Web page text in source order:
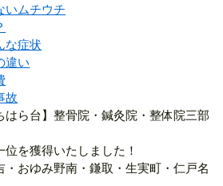
いムチウチ
な症状
違い
故
はら台】整骨院・鍼灸院・整体院三部
を獲得いたしました！
・おゆみ野南・鎌取・生実町・仁戸名